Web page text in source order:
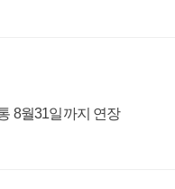
8월31일까지 연장